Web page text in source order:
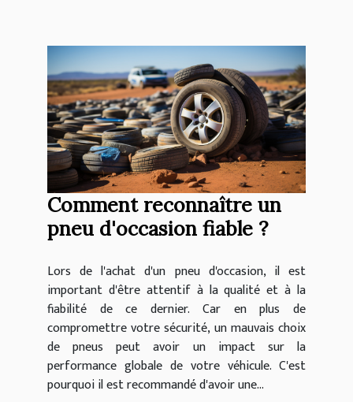
Comment reconnaître un
pneu d'occasion fiable ?
Lors de l'achat d'un pneu d'occasion, il est
important d'être attentif à la qualité et à la
fiabilité de ce dernier. Car en plus de
compromettre votre sécurité, un mauvais choix
de pneus peut avoir un impact sur la
performance globale de votre véhicule. C'est
pourquoi il est recommandé d'avoir une...